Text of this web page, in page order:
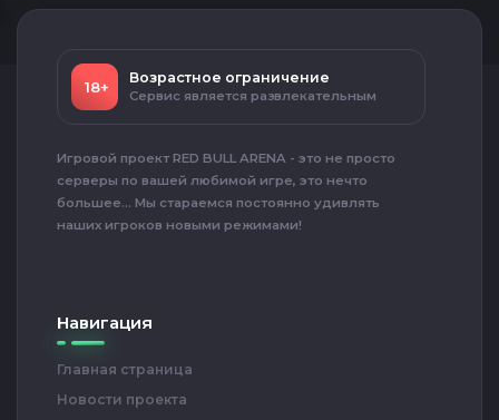
18+
Возрастное ограничение
Сервис является развлекательным
Игровой проект RED BULL ARENA - это не просто
серверы по вашей любимой игре, это нечто
большее... Мы стараемся постоянно удивлять
наших игроков новыми режимами!
Навигация
Главная страница
Новости проекта